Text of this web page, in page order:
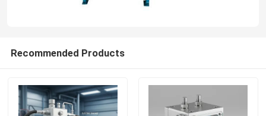
Visita alla fabbrica
Recommended Products